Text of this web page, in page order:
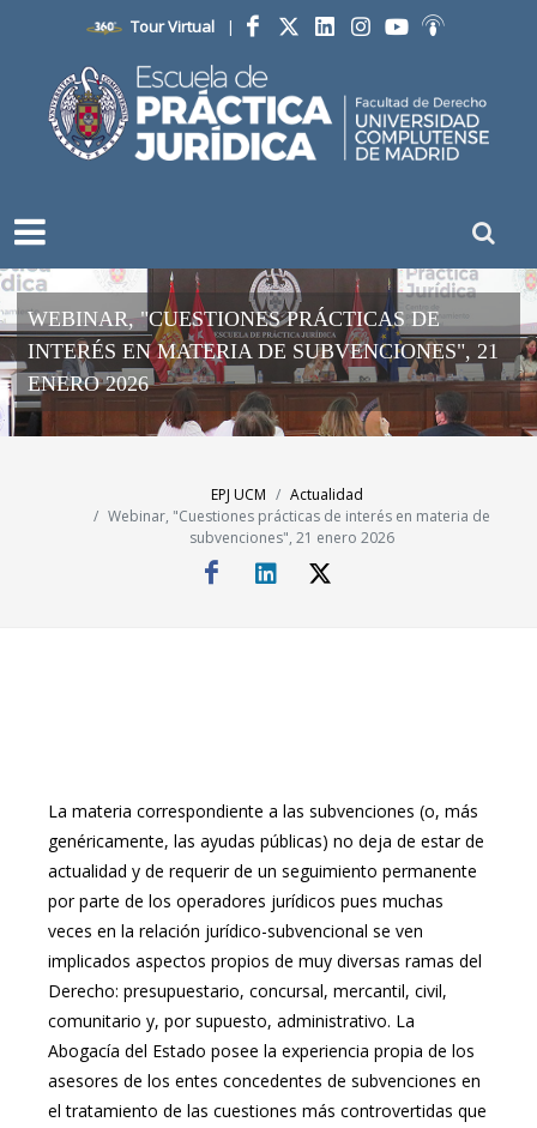
Tour Virtual |
Facebook
WEBINAR, "CUESTIONES PRÁCTICAS DE
INTERÉS EN MATERIA DE SUBVENCIONES", 21
ENERO 2026
EPJ UCM
Actualidad
Webinar, "Cuestiones prácticas de interés en materia de
subvenciones", 21 enero 2026
La materia correspondiente a las subvenciones (o, más
genéricamente, las ayudas públicas) no deja de estar de
actualidad y de requerir de un seguimiento permanente
por parte de los operadores jurídicos pues muchas
veces en la relación jurídico-subvencional se ven
implicados aspectos propios de muy diversas ramas del
Derecho: presupuestario, concursal, mercantil, civil,
comunitario y, por supuesto, administrativo. La
Abogacía del Estado posee la experiencia propia de los
asesores de los entes concedentes de subvenciones en
el tratamiento de las cuestiones más controvertidas que